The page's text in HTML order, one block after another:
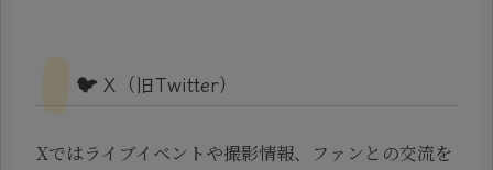
🐦 X（旧Twitter）
Xではライブイベントや撮影情報、ファンとの交流を